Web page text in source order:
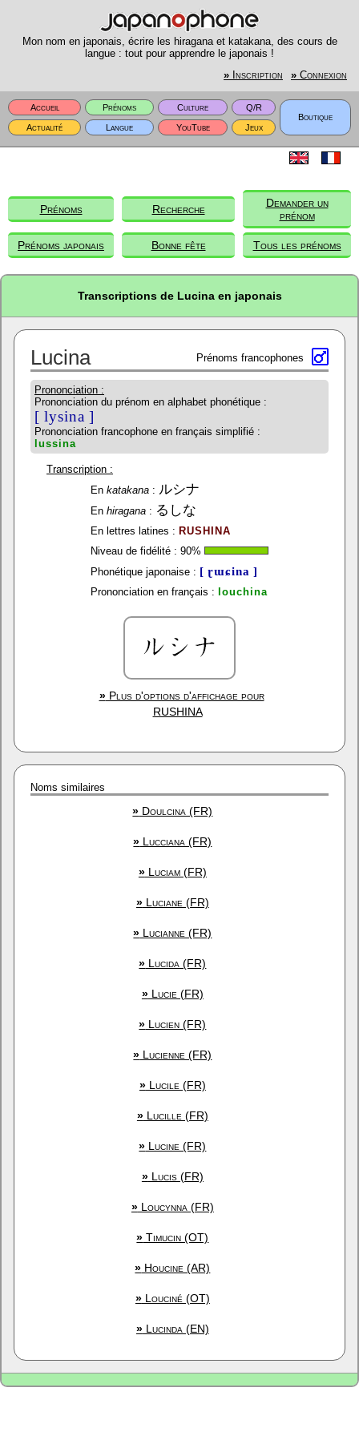
Mon nom en japonais, écrire les hiragana et katakana, des cours de
langue : tout pour apprendre le japonais !
» Inscription » Connexion
Accueil Prénoms Culture
Q/R
Boutique
Actualité
Langue YouTube Jeux
Prénoms Recherche
Demander un
prénom
Prénoms japonais Bonne fête Tous les prénoms
Transcriptions de Lucina en japonais
Lucina Prénoms francophones
Prononciation :
Prononciation du prénom en alphabet phonétique :
[ lysina ]
Prononciation francophone en français simplifié :
lussina
Transcription :
En katakana : ルシナ
En hiragana : るしな
En lettres latines : RUSHINA
Niveau de fidélité : 90%
Phonétique japonaise : [ ɽɯɕina ]
Prononciation en français : louchina
»Plus d'options d'affichage pour
RUSHINA
Noms similaires
» Doulcina (FR)
» Lucciana (FR)
»Luciam (FR)
»Luciane (FR)
» Lucianne (FR)
» Lucida (FR)
»Lucie (FR)
» Lucien (FR)
» Lucienne (FR)
»Lucile (FR)
»Lucille (FR)
» Lucine (FR)
»Lucis (FR)
»Loucynna (FR)
» Timucin (OT)
» Houcine (AR)
»Louciné (OT)
»Lucinda (EN)